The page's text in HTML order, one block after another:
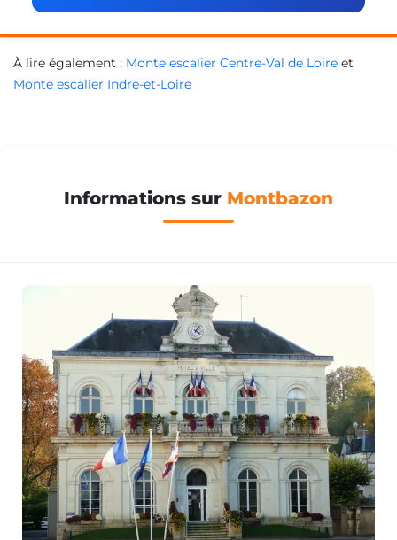
À lire également : Monte escalier Centre-Val de Loire et
Monte escalier Indre-et-Loire
Informations sur Montbazon